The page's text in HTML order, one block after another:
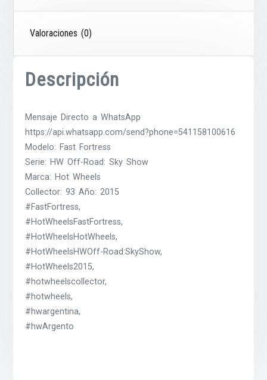
Valoraciones (0)
Descripción
Mensaje Directo a WhatsApp
https://api.whatsapp.com/send?phone=541158100616
Modelo: Fast Fortress
Serie: HW Off-Road: Sky Show
Marca: Hot Wheels
Collector: 93 Año: 2015
#FastFortress,
#HotWheelsFastFortress,
#HotWheelsHotWheels,
#HotWheelsHWOff-Road:SkyShow,
#HotWheels2015,
#hotwheelscollector,
#hotwheels,
#hwargentina,
#hwArgento